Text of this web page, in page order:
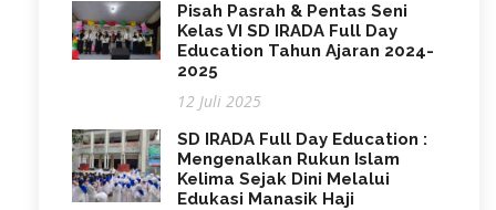
Pisah Pasrah & Pentas Seni
Kelas VI SD IRADA Full Day
Education Tahun Ajaran 2024-
2025
12 Juli 2025
SD IRADA Full Day Education :
Mengenalkan Rukun Islam
Kelima Sejak Dini Melalui
Edukasi Manasik Haji